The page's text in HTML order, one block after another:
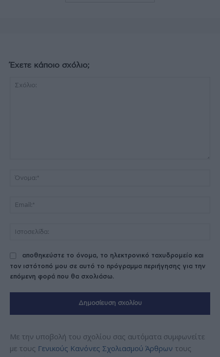
Έχετε κάποιο σχόλιο;
αποθηκεύστε το όνομα, το ηλεκτρονικό ταχυδρομείο και
τον ιστότοπό μου σε αυτό το πρόγραμμα περιήγησης για την
επόμενη φορά που θα σχολιάσω.
Με την υποβολή του σχολίου σας αυτόματα συμφωνείτε
με τους Γενικούς Κανόνες Σχολιασμού Άρθρων τους